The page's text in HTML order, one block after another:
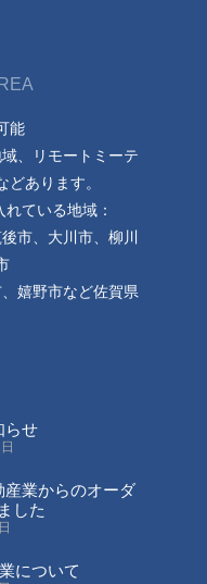
能
、リモートミーテ
どあります。
ている地域：
市、大川市、柳川
嬉野市など佐賀県
らせ
業からのオーダ
した
について